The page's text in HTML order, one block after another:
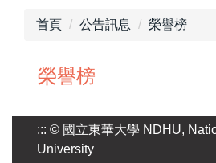
首頁 公告訊息 榮譽榜
榮譽榜
::: © 國立東華大學 NDHU,
University